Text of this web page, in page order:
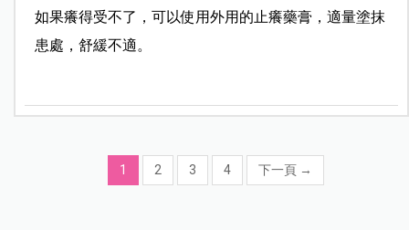
如果癢得受不了，可以使用外用的止癢藥膏，適量塗抹
患處，舒緩不適。
1 2 3 4 下一頁 →